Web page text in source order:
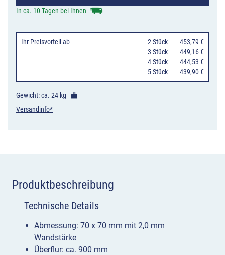
weiß
/
gelb-
schwarz
In ca. 10 Tagen bei Ihnen
Ihr Preisvorteil ab 2 Stück
453,79 €
3 Stück
449,16 €
4 Stück
444,53 €
5 Stück 439,90 €
Gewicht: ca. 24 kg
Versandinfo*
Produktbeschreibung
Technische Details
Abmessung: 70 x 70 mm mit 2,0 mm
Wandstärke
Überflur: ca. 900 mm